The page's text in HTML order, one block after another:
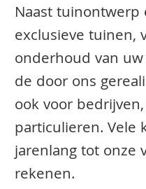
Naast
exclusieve tuinen,
onderhoud van
de door ons
ook voor
particulieren. Vele
jarenlang tot onze
rekenen.